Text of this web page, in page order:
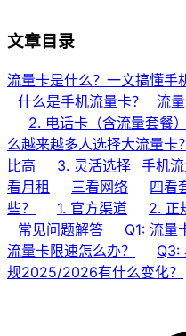
文章目录
流量卡是什么？一文搞懂手
什么是手机流量卡？
流
2. 电话卡（含流量套餐）
么越来越多人选择大流量卡？
比高
3. 灵活选择 手机流
看月租
三看网络 四看
些？
1. 官方渠道 2. 正
常见问题解答
Q1: 流量
流量卡限速怎么办？
Q3:
规2025/2026有什么变化？